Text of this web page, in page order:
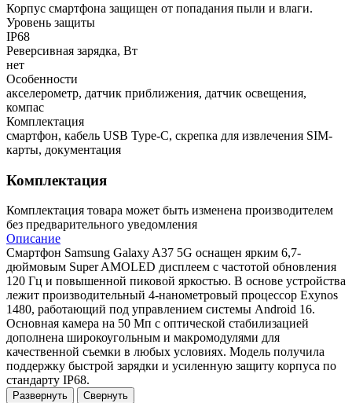
Корпус смартфона защищен от попадания пыли и влаги.
Уровень защиты
IP68
Реверсивная зарядка, Вт
нет
Особенности
акселерометр, датчик приближения, датчик освещения,
компас
Комплектация
смартфон, кабель USB Type-C, скрепка для извлечения SIM-
карты, документация
Комплектация
Комплектация товара может быть изменена производителем
без предварительного уведомления
Описание
Смартфон Samsung Galaxy A37 5G оснащен ярким 6,7-
дюймовым Super AMOLED дисплеем с частотой обновления
120 Гц и повышенной пиковой яркостью. В основе устройства
лежит производительный 4-нанометровый процессор Exynos
1480, работающий под управлением системы Android 16.
Основная камера на 50 Мп с оптической стабилизацией
дополнена широкоугольным и макромодулями для
качественной съемки в любых условиях. Модель получила
поддержку быстрой зарядки и усиленную защиту корпуса по
стандарту IP68.
Развернуть Свернуть